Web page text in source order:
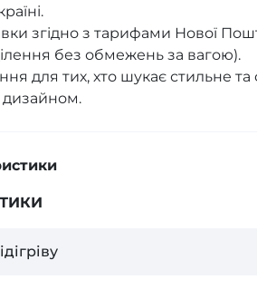
згідно з тарифами Нової
без обмежень за вагою).
для тих, хто шукає стильне
дизайном.